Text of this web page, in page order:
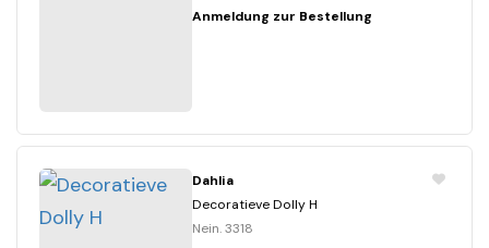
Anmeldung zur Bestellung
Dahlia
Decoratieve Dolly H
Nein. 3318